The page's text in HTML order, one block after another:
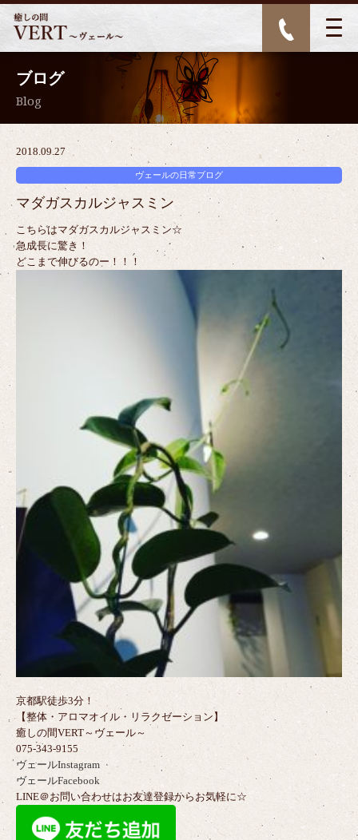
ブログ
Blog
2018.09.27
ヴェールの日常ブログ
マダガスカルジャスミン
こちらはマダガスカルジャスミン☆
急成長に驚き！
どこまで伸びるのー！！！
京都駅徒歩3分！
【整体・アロマオイル・リラクゼーション】
癒しの間VERT～ヴェール～
075-343-9155
ヴェールInstagram
ヴェールFacebook
LINE＠お問い合わせはお友達登録からお気軽に☆